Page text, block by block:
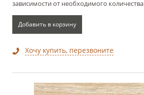
зависимости от необходимого количества
Добавить в корзину
Хочу купить, перезвоните